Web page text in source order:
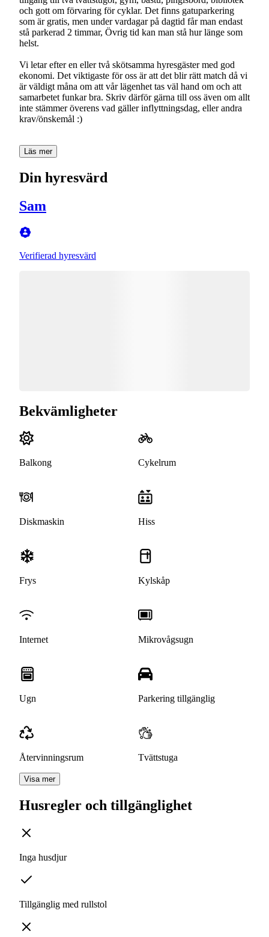
och gott om förvaring för cyklar. Det finns gatuparkering
som är gratis, men under vardagar på dagtid får man endast
stå parkerad 2 timmar, Övrig tid kan man stå hur länge som
helst.
Vi letar efter en eller två skötsamma hyresgäster med god
ekonomi. Det viktigaste för oss är att det blir rätt match då vi
är väldigt måna om att vår lägenhet tas väl hand om och att
samarbetet funkar bra. Skriv därför gärna till oss även om allt
inte stämmer överens vad gäller inflyttningsdag, eller andra
krav/önskemål :)
Läs mer
Din hyresvärd
Sam
Verifierad hyresvärd
Bekvämligheter
Balkong Cykelrum
Diskmaskin Hiss
Frys Kylskåp
Internet Mikrovågsugn
Ugn Parkering tillgänglig
Återvinningsrum Tvättstuga
Visa mer
Husregler och tillgänglighet
Inga husdjur
Tillgänglig med rullstol